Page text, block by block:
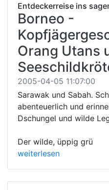
Entdeckerreise ins
Borneo -
Orang Utans
2005-04-05 11:07:00
Sarawak und Sabah.
abenteuerlich und
Dschungel und wilde
Der wilde, üppig grü
weiterlesen